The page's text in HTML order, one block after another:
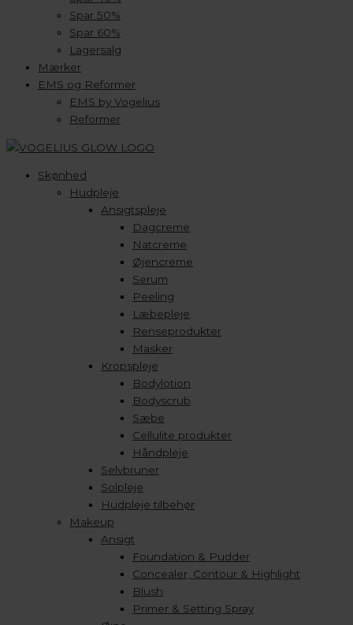
Spar 50%
Spar 60%
Lagersalg
Mærker
EMS og Reformer
EMS by Vogelius
Reformer
Skønhed
Hudpleje
Ansigtspleje
Dagcreme
Natcreme
Øjencreme
Serum
Peeling
Læbepleje
Renseprodukter
Masker
Kropspleje
Bodylotion
Bodyscrub
Sæbe
Cellulite produkter
Håndpleje
Selvbruner
Solpleje
Hudpleje tilbehør
Makeup
Ansigt
Foundation & Pudder
Concealer, Contour & Highlight
Blush
Primer & Setting Spray